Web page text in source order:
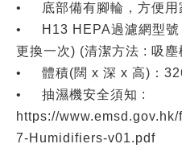
•
底部備有腳輪，方便
•
H13 HEPA過濾網型
更換一次) (清潔方法 : 吸塵
•
體積(闊 x 深 x 高)：
•
抽濕機安全須知 :
https://
7-Humidifiers-v01.pdf